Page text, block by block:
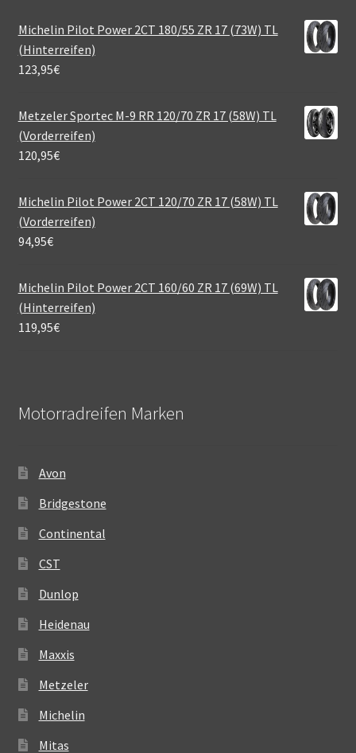
Michelin Pilot Power 2CT 180/55 ZR 17 (73W) TL
(Hinterreifen)
123,95€
Metzeler Sportec M-9 RR 120/70 ZR 17 (58W) TL
(Vorderreifen)
120,95€
Michelin Pilot Power 2CT 120/70 ZR 17 (58W) TL
(Vorderreifen)
94,95€
Michelin Pilot Power 2CT 160/60 ZR 17 (69W) TL
(Hinterreifen)
119,95€
Motorradreifen Marken
Avon
Bridgestone
Continental
CST
Dunlop
Heidenau
Maxxis
Metzeler
Michelin
Mitas